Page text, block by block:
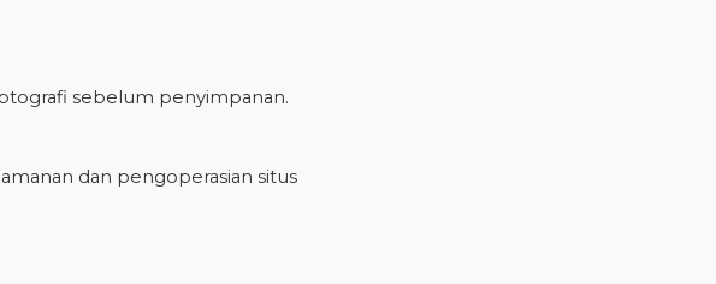
sebelum penyimpanan.
dan pengoperasian situs